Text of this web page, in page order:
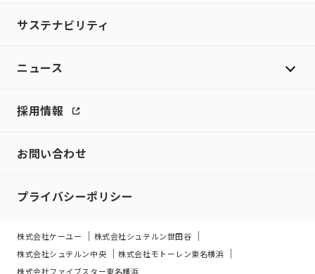
サステナビリティ
ニュース
採用情報
お問い合わせ
プライバシーポリシー
株式会社ケーユー
株式会社シュテルン世田谷
株式会社シュテルン中央
株式会社モトーレン東名横浜
株式会社ファイブスター東名横浜